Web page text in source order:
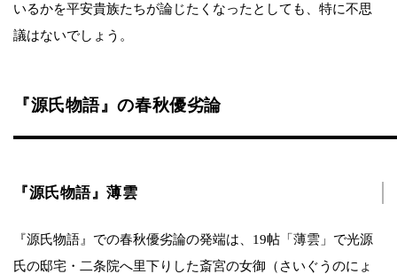
いるかを平安貴族たちが論じたくなったとしても、特に不思
議はないでしょう。
『源氏物語』の春秋優劣論
『源氏物語』薄雲
『源氏物語』での春秋優劣論の発端は、19帖「薄雲」で光源
氏の邸宅・二条院へ里下りした斎宮の女御（さいぐうのにょ